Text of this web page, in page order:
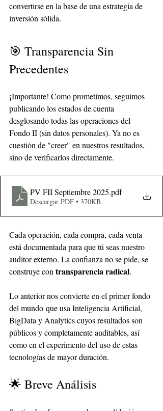
convertirse en la base de una estrategia de
inversión sólida.
🎯 Transparencia Sin
Precedentes
¡Importante! Como prometimos, seguimos
publicando los estados de cuenta
desglosando todas las operaciones del
Fondo II (sin datos personales). Ya no es
cuestión de "creer" en nuestros resultados,
sino de verificarlos directamente.
PV FII Septiembre 2025.pdf
Descargar PDF • 370KB
Cada operación, cada compra, cada venta
está documentada para que tú seas nuestro
auditor externo. La confianza no se pide, se
construye con transparencia radical.
Lo anterior nos convierte en el primer fondo
del mundo que usa Inteligencia Artificial,
BigData y Analytics cuyos resultados son
públicos y completamente auditables, así
como en el experimento del uso de estas
tecnologías de mayor duración.
🌟 Breve Análisis